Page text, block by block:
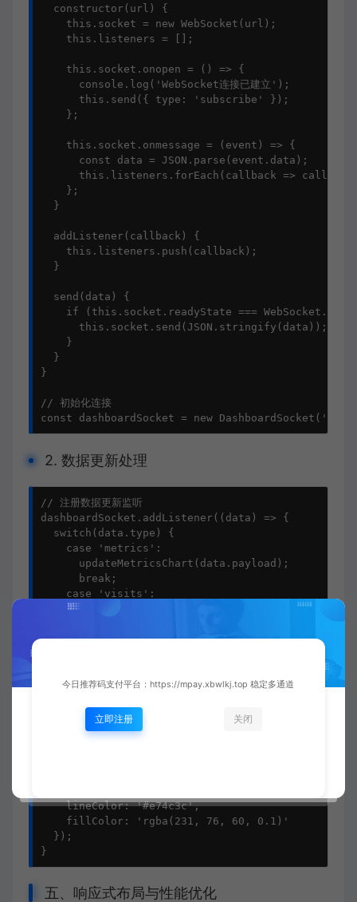
  constructor(url) {
    this.socket = new WebSocket(url);
    this.listeners = [];
    this.socket.onopen = () => {
      console.log('WebSocket连接已建立');
      this.send({ type: 'subscribe' });
    };
    this.socket.onmessage = (event) => {
      const data = JSON.parse(event.data);
this.listeners.forEach(callback =>
    };
  }
  addListener(callback) {
    this.listeners.push(callback);
  }
  send(data) {
if (this.socket.readyState ===
      this.socket.send(JSON.stringify(data));
    }
  }
}
// 初始化连接
const dashboardSocket = new
2. 数据更新处理
// 注册数据更新监听
dashboardSocket.addListener((data) => {
  switch(data.type) {
    case 'metrics':
      updateMetricsChart(data.payload);
      break;
    case 'visits':
      updateVisitsChart(data.payload);
    // 其他数据类型处理...
  const chartData = {
    labels: data.hours.map(h => `${h}:00`),
    lineColor: '#e74c3c',
    fillColor: 'rgba(231, 76, 60, 0.1)'
  });
}
五、响应式布局与性能优化
今日推荐码支付平台：https://mpay.xbwlkj.top 稳定多通道
立即注册 关闭